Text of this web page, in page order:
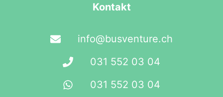
Kontakt
info@busventure.ch
031 552 03 04
031 552 03 04